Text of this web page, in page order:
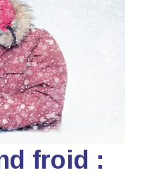
froid :